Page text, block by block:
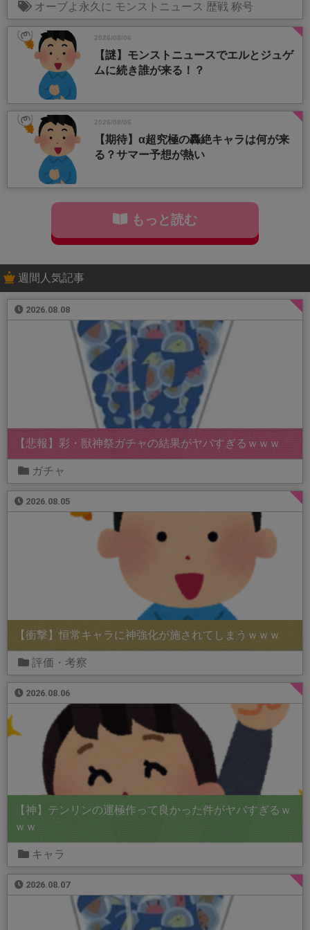
オーブよ永久に モンストニュース 歴戦 称号
2026/08/06
【謎】モンストニュースでエルとジュゲ
ムに続き誰が来る！？
2026/08/06
【期待】α超究極の轟絶キャラは何が来
る？サマー予想が熱い
もっと読む
週間人気記事
2026.08.08
【悲報】彩・獣神祭ガチャの結果がヤバすぎるｗｗｗ
ガチャ
2026.08.05
【衝撃】恒常キャラに神強化が施されてしまうｗｗｗ
評価・考察
2026.08.06
【神】テンリンの運極作って良かった件がヤバすぎるｗ
ｗｗ
キャラ
2026.08.07